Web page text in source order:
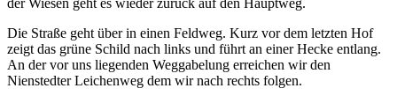
der Wiesen geht es wieder zurück auf den Hauptweg.
Die Straße geht über in einen Feldweg. Kurz vor dem letzten Hof
zeigt das grüne Schild nach links und führt an einer Hecke entlang.
An der vor uns liegenden Weggabelung erreichen wir den
Nienstedter Leichenweg dem wir nach rechts folgen.